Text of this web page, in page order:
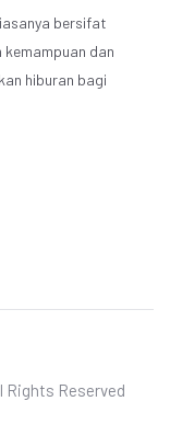
bersifat
dan
hiburan bagi
Rights Reserved